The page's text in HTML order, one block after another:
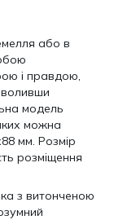
або в
і правдою,
модель
можна
мм. Розмір
розміщення
з витонченою